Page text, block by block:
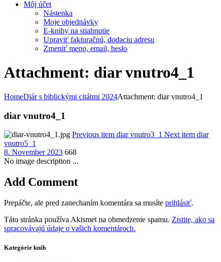
Môj účet
Nástenka
Moje objednávky
E-knihy na stiahnutie
Upraviť fakturačnú, dodaciu adresu
Zmeniť meno, email, heslo
Attachment: diar vnutro4_1
HomeDiár s biblickými citátmi 2024Attachment: diar vnutro4_1
diar vnutro4_1
Previous item diar vnutro3_1 Next item diar
vnutro5_1
8. November 2023 668
No image description ...
Add Comment
Prepáčte, ale pred zanechaním komentára sa musíte prihlásiť.
Táto stránka používa Akismet na obmedzenie spamu. Zistite, ako sa
spracovávajú údaje o vašich komentároch.
Kategórie kníh